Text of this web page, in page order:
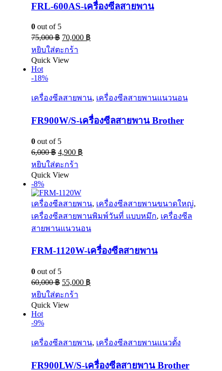
FRL-600AS-เครื่องซีลสายพาน
0 out of 5
75,000฿ 70,000 ฿
หยิบใส่ตะกร้า
Quick View
Hot
-18%
เครื่องซีลสายพาน, เครื่องซีลสายพานแนวนอน
FR900W/S-เครื่องซีลสายพาน Brother
0 out of 5
6,000฿ 4,900 ฿
หยิบใส่ตะกร้า
Quick View
-8%
เครื่องซีลสายพาน, เครื่องซีลสายพานขนาดใหญ่,
เครื่องซีลสายพานพิมพ์วันที่ แบบหมึก, เครื่องซีล
สายพานแนวนอน
FRM-1120W-เครื่องซีลสายพาน
0 out of 5
60,000฿ 55,000 ฿
หยิบใส่ตะกร้า
Quick View
Hot
-9%
เครื่องซีลสายพาน, เครื่องซีลสายพานแนวตั้ง
FR900LW/S-เครื่องซีลสายพาน Brother